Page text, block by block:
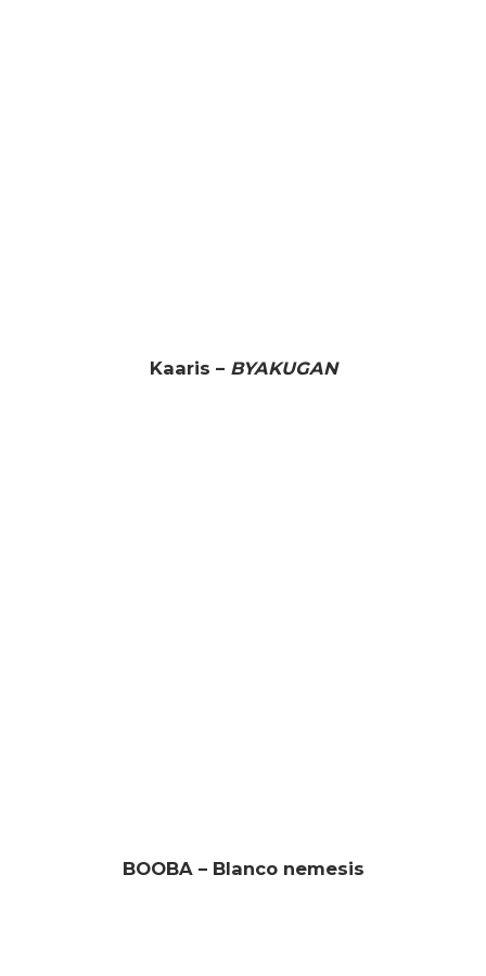
Kaaris – BYAKUGAN
BOOBA – Blanco nemesis